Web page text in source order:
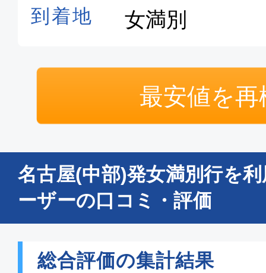
最安値を再
名古屋(中部)発女満別行を
ーザーの口コミ・評価
総合評価の集計結果